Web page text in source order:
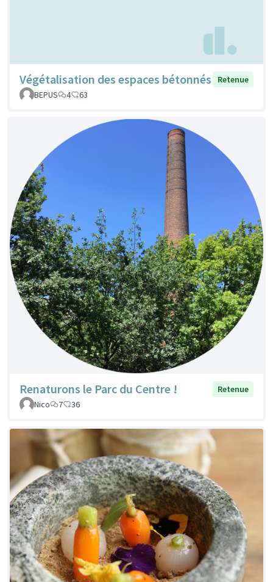
Végétalisation des espaces bétonnés
Retenue
BEPUS
4 63
Renaturons le Parc du Centre !
Retenue
Nico
7 36